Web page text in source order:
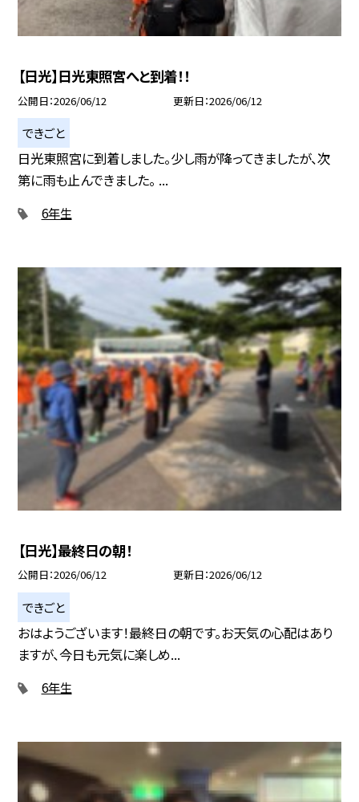
【日光】日光東照宮へと到着！！
公開日 2026/06/12 更新日 2026/06/12
できごと
日光東照宮に到着しました。少し雨が降ってきましたが、次
第に雨も止んできました。 ...
6年生
【日光】最終日の朝！
公開日 2026/06/12 更新日 2026/06/12
できごと
おはようございます！最終日の朝です。お天気の心配はあり
ますが、今日も元気に楽しめ...
6年生